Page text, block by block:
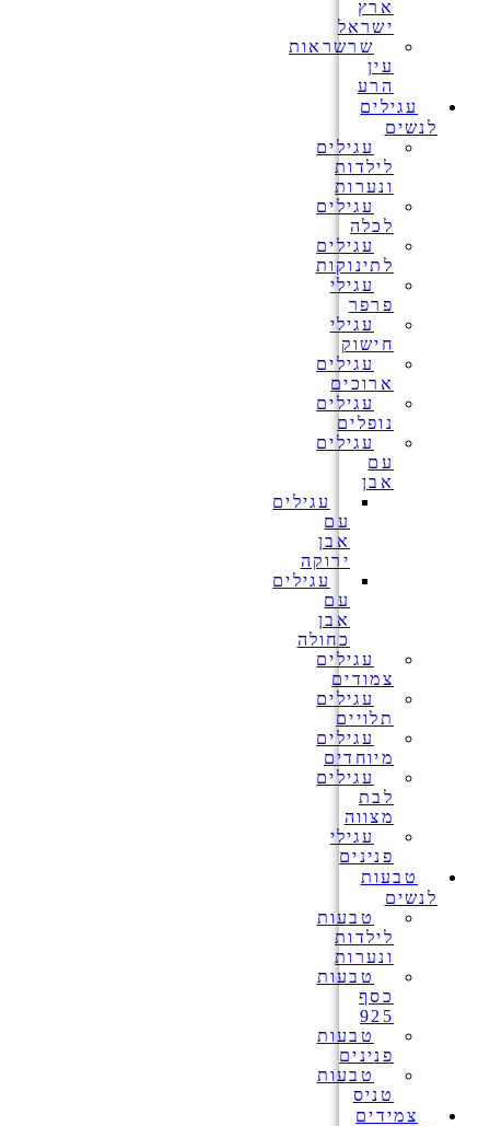
ארץ
ישראל
שרשראות
עין
הרע
עגילים
לנשים
עגילים
לילדות
ונערות
עגילים
לכלה
עגילים
לתינוקות
עגילי
פרפר
עגילי
חישוק
עגילים
ארוכים
עגילים
נופלים
עגילים
עם
אבן
עגילים
עם
אבן
ירוקה
עגילים
עם
אבן
כחולה
עגילים
צמודים
עגילים
תלויים
עגילים
מיוחדים
עגילים
לבת
מצווה
עגילי
פנינים
טבעות
לנשים
טבעות
לילדות
ונערות
טבעות
כסף
925
טבעות
פנינים
טבעות
טניס
צמידים